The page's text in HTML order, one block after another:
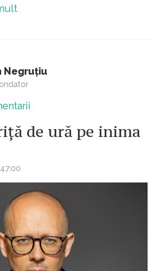
Negruțiu
de ură pe inima